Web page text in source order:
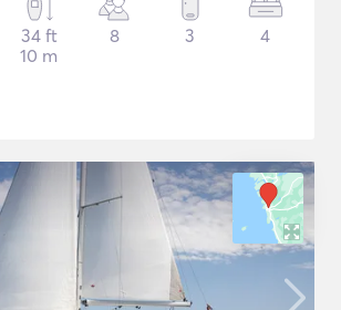
34 ft
10 m
8 3 4